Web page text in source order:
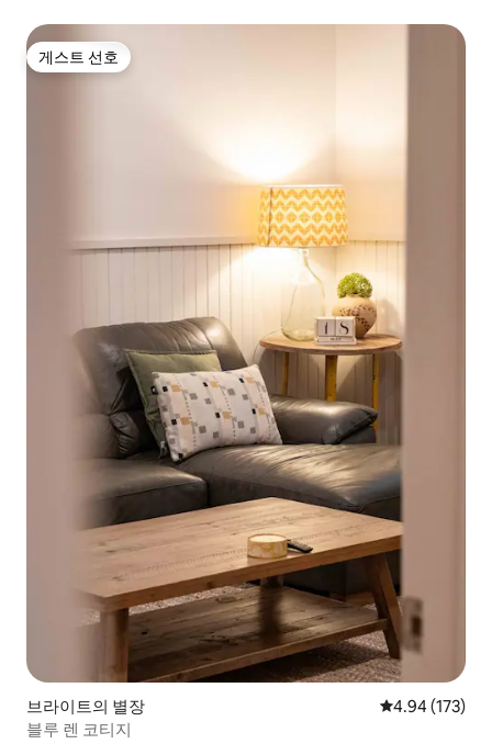
게스트 선호
게스트 선호
브라이트의 별장 평점 4.94점(5
4.94 (173)
블루 렌 코티지